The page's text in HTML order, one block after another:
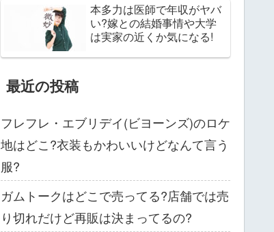
本多力は医師で年収がヤバ
い?嫁との結婚事情や大学
は実家の近くか気になる!
最近の投稿
フレフレ・エブリデイ(ビヨーンズ)のロケ
地はどこ?衣装もかわいいけどなんて言う
服?
ガムトークはどこで売ってる?店舗では売
り切れだけど再販は決まってるの?